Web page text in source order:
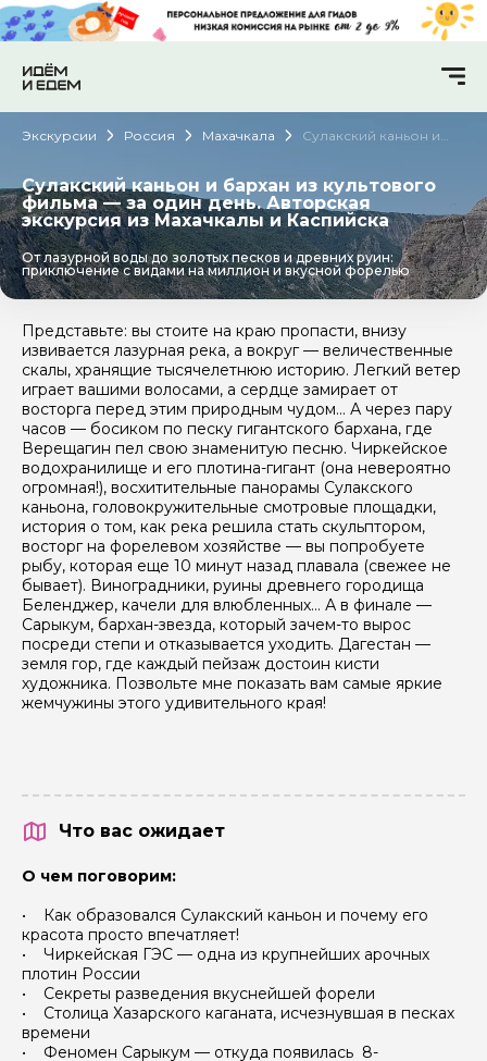
Экскурсии Россия Махачкала
Сулакский каньон и
экскурсия из
Махачкалы и Каспийска
Сулакский каньон и бархан из культового
фильма — за один день. Авторская
экскурсия из Махачкалы и Каспийска
От лазурной воды до золотых песков и древних руин:
приключение с видами на миллион и вкусной форелью
Представьте: вы стоите на краю пропасти, внизу
извивается лазурная река, а вокруг — величественные
скалы, хранящие тысячелетнюю историю. Легкий ветер
играет вашими волосами, а сердце замирает от
восторга перед этим природным чудом... А через пару
часов — босиком по песку гигантского бархана, где
Верещагин пел свою знаменитую песню. Чиркейское
водохранилище и его плотина-гигант (она невероятно
огромная!), восхитительные панорамы Сулакского
каньона, головокружительные смотровые площадки,
история о том, как река решила стать скульптором,
восторг на форелевом хозяйстве — вы попробуете
рыбу, которая еще 10 минут назад плавала (свежее не
бывает). Виноградники, руины древнего городища
Беленджер, качели для влюбленных… А в финале —
Сарыкум, бархан-звезда, который зачем-то вырос
посреди степи и отказывается уходить. Дагестан —
земля гор, где каждый пейзаж достоин кисти
художника. Позвольте мне показать вам самые яркие
жемчужины этого удивительного края!
Что вас ожидает
О чем поговорим:
• Как образовался Сулакский каньон и почему его
красота просто впечатляет!
• Чиркейская ГЭС — одна из крупнейших арочных
плотин России
• Секреты разведения вкуснейшей форели
• Столица Хазарского каганата, исчезнувшая в песках
времени
• Феномен Сарыкум — откуда появилась 8-